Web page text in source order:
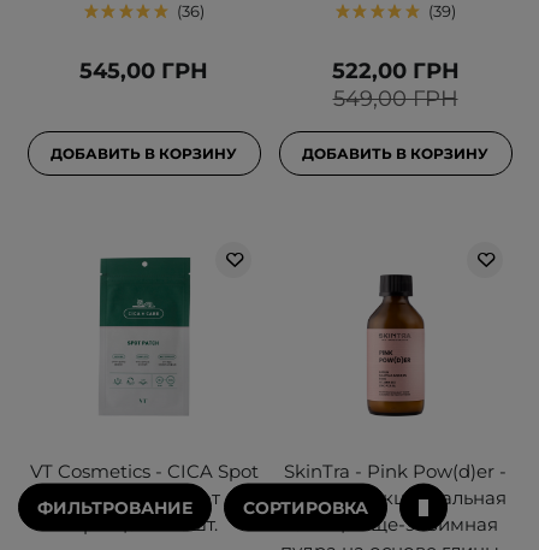
36
545,00 ГРН
ДОБАВИТЬ В КОРЗИНУ
39
549,00 ГРН
522,00 ГРН
ДОБАВИТЬ В КОРЗИНУ
VT Cosmetics - CICA Spot
Patch - Патчи от
прыщей - 48шт.
SkinTra - Pink Pow(d)er -
Многофункциональная
очищающе-энзимная
ФИЛЬТРОВАНИЕ СОРТИРОВКА